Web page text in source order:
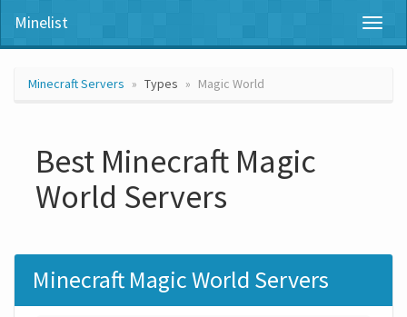
Minelist
Minecraft Servers Types Magic World
Best Minecraft Magic
World Servers
Minecraft Magic World Servers